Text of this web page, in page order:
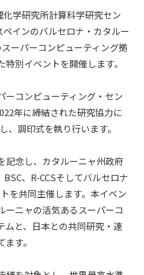
学研究所計算科学研究セン
ペインのバルセロナ・カタルー
ーパーコンピューティング拠
別イベントを開催します。
ーコンピューティング・セン
年に締結された研究協力に
、調印式を執り行います。
記念し、カタルーニャ州政府
、R-CCSそしてバルセロナ
を共同主催します。本イベン
ーニャの活気あるスーパーコ
ムと、日本との共同研究・連
す。